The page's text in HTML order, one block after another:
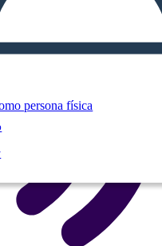
persona física